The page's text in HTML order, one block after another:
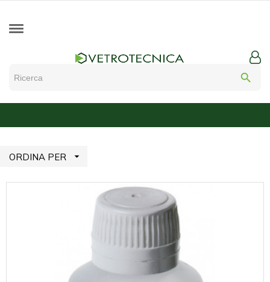
search
ORDINA PER 